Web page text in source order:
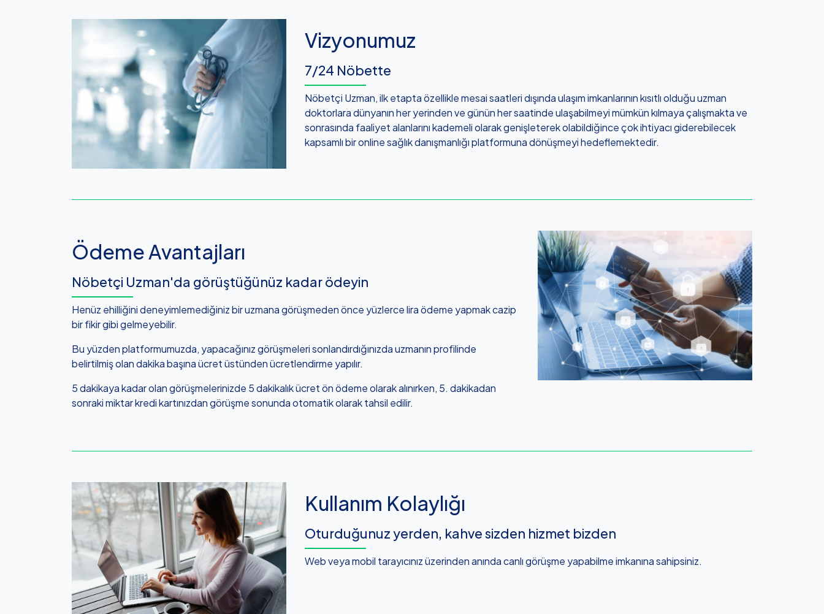
Vizyonumuz
7/24 Nöbette
Nöbetçi Uzman, ilk etapta özellikle mesai saatleri dışında ulaşım imkanlarının kısıtlı olduğu uzman
doktorlara dünyanın her yerinden ve günün her saatinde ulaşabilmeyi mümkün kılmaya çalışmakta ve
sonrasında faaliyet alanlarını kademeli olarak genişleterek olabildiğince çok ihtiyacı giderebilecek
kapsamlı bir online sağlık danışmanlığı platformuna dönüşmeyi hedeflemektedir.
Ödeme Avantajları
Nöbetçi Uzman'da görüştüğünüz kadar ödeyin
Henüz ehilliğini deneyimlemediğiniz bir uzmana görüşmeden önce yüzlerce lira ödeme yapmak cazip
bir fikir gibi gelmeyebilir.
Bu yüzden platformumuzda, yapacağınız görüşmeleri sonlandırdığınızda uzmanın profilinde
belirtilmiş olan dakika başına ücret üstünden ücretlendirme yapılır.
5 dakikaya kadar olan görüşmelerinizde 5 dakikalık ücret ön ödeme olarak alınırken, 5. dakikadan
sonraki miktar kredi kartınızdan görüşme sonunda otomatik olarak tahsil edilir.
Kullanım Kolaylığı
Oturduğunuz yerden, kahve sizden hizmet bizden
Web veya mobil tarayıcınız üzerinden anında canlı görüşme yapabilme imkanına sahipsiniz.